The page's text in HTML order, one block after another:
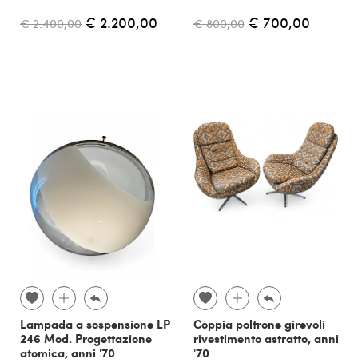
€ 2.400,00 € 2.200,00 € 800,00 € 700,00
Lampada a sospensione LP
246 Mod. Progettazione
atomica, anni '70
Coppia poltrone girevoli
rivestimento astratto, anni
'70